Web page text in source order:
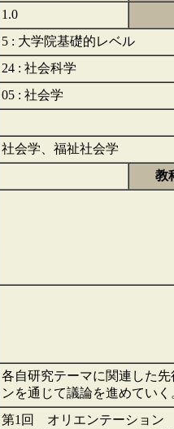
1.0
5 : 大学院基礎的レベル
24 : 社会科学
05 : 社会学
社会学、福祉社会学
教
各自研究テーマに関連した
ンを通じて議論を進めてい
第1回 オリエンテーション